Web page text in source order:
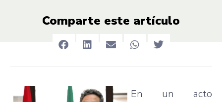
Comparte este artículo
En un acto